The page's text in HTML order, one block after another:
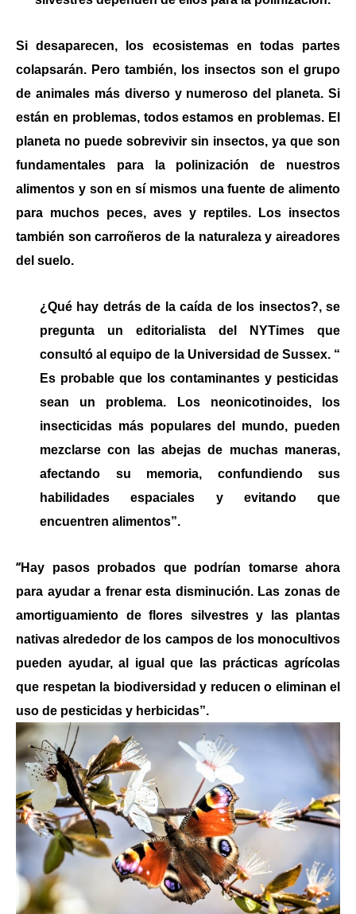
Si desaparecen, los ecosistemas en todas partes
colapsarán. Pero también, los insectos son el grupo
de animales más diverso y numeroso del planeta. Si
están en problemas, todos estamos en problemas. El
planeta no puede sobrevivir sin insectos, ya que son
fundamentales para la polinización de nuestros
alimentos y son en sí mismos una fuente de alimento
para muchos peces, aves y reptiles. Los insectos
también son carroñeros de la naturaleza y aireadores
del suelo.
¿Qué hay detrás de la caída de los insectos?, se
pregunta un editorialista del NYTimes que
consultó al equipo de la Universidad de Sussex. “
Es probable que los contaminantes y pesticidas
sean un problema. Los neonicotinoides, los
insecticidas más populares del mundo, pueden
mezclarse con las abejas de muchas maneras,
afectando su memoria, confundiendo sus
habilidades espaciales y evitando que
encuentren alimentos”.
“Hay pasos probados que podrían tomarse ahora
para ayudar a frenar esta disminución. Las zonas de
amortiguamiento de flores silvestres y las plantas
nativas alrededor de los campos de los monocultivos
pueden ayudar, al igual que las prácticas agrícolas
que respetan la biodiversidad y reducen o eliminan el
uso de pesticidas y herbicidas”.